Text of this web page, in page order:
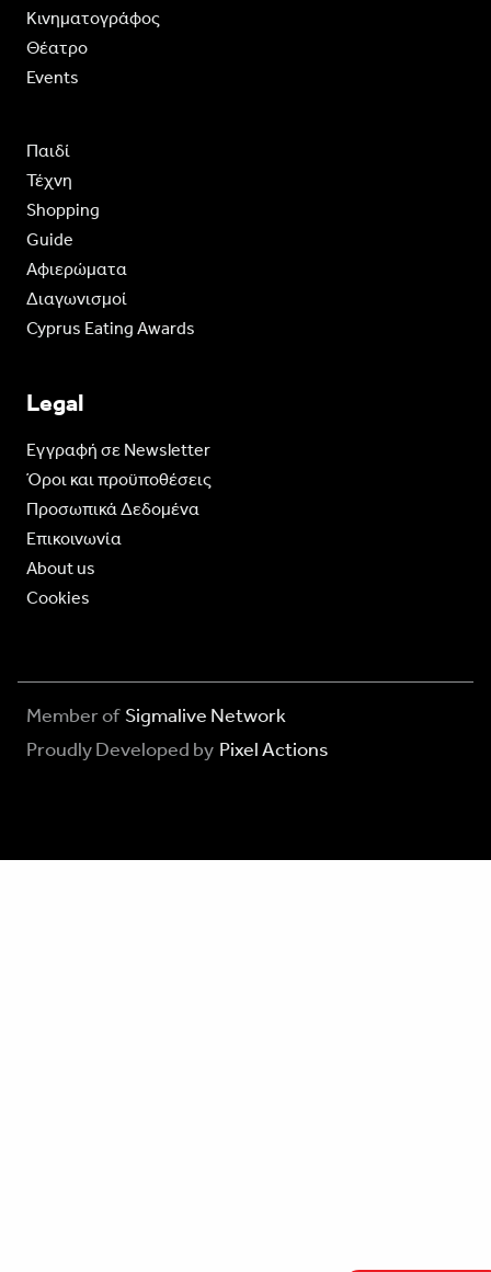
Κινηματογράφος
Θέατρο
Events
Παιδί
Τέχνη
Shopping
Guide
Aφιερώματα
Διαγωνισμοί
Cyprus Eating Awards
Legal
Eγγραφή σε Newsletter
Όροι και προϋποθέσεις
Προσωπικά Δεδομένα
Επικοινωνία
About us
Cookies
Member of Sigmalive Network
Proudly Developed by Pixel Actions